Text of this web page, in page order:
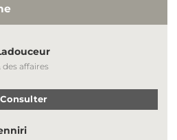
affaires
Consulter